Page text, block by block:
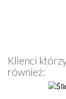
Klienci
również: